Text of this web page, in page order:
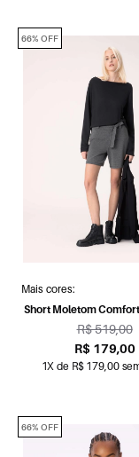
Mais cores:
Short Moletom
Mescla
R$ 519,00
R$ 179,00
1X de R$ 179,00
66% OFF
66% OFF